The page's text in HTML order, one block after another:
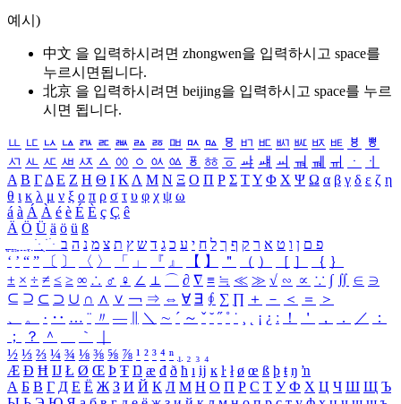
예시)
中文 을 입력하시려면 zhongwen을 입력하시고 space를
누르시면됩니다.
北京 을 입력하시려면 beijing을 입력하시고 space를 누르
시면 됩니다.
ㅥ ㅦ ㅧ ㅨ ㅩ ㅪ ㅫ ㅬ ㅭ ㅮ ㅯ ㅰ ㅱ ㅲ ㅳ ㅴ ㅵ ㅶ ㅷ ㅸ
ㅹ
ㅺ ㅻ ㅼ ㅽ ㅾ ㅿ ㆀ ㆁ ㆂ ㆃ ㆄ ㆅ ㆆ ㆇ ㆈ ㆉ ㆊ ㆋ ㆌ ㆍ
ㆎ
Α Β ΓΔ Ε Ζ Η Θ Ι ΚΛ Μ Ν Ξ Ο Π Ρ Σ ΤΥ Φ Χ Ψ Ω α β γ δ ε ζ η
θ ι κ λ μ ν ξ ο π ρ σ τ υ φ χ ψ ω
á à Á À é è É È ç Ç ê
Ä Ö Ü ä ö ü ß
ִֶֹ ֻּ ׁׂ פ ם ן ו ט א ר ק ף ך ל ח י ע כ ג ד ש ץ ת צ מ נ ה ב
‘ ’ “ ” 〔 〕 〈 〉 「 」 『 』 【 】 ＂ （ ） ［ ］ ｛ ｝
± × ÷ ≠ ≤ ≥ ∞ ∴ ♂ ♀ ∠ ⊥ ⌒ ∂ ∇ ≡ ≒ ≪ ≫ √ ∽ ∝ ∵ ∫ ∬ ∈ ∋
⊆ ⊇ ⊂ ⊃ ∪ ∩ ∧ ∨ ￢ ⇒ ⇔ ∀ ∃ ∮ ∑ ∏ ＋ － ＜ ＝
＞
、
。 · ‥ … ¨ 〃 ― ＼ ∼ ´ ～ ˇ ˘ ˝ ˚ ˙ ¸ ¡ ¿ ː ！ ＇ ， ． ／
：
；
？ ＾ ｀
½ ⅓ ⅔ ¼ ¾ ⅛ ⅜ ⅝ ⅞ ¹ ² ³ ⁴ ⁿ ₁ ₂ ₃ ₄
Æ Ð Ħ Ĳ Ł Ø Œ Þ Ŧ Ŋ æ đ ð ħ ı ĳ ĸ ŀ ł ø œ ß þ ŧ ŋ ŉ
А Б В Г Д Е Ё Ж З И Й К Л М Н О П Р С Т У Ф Х Ц Ч Ш Щ Ъ